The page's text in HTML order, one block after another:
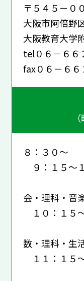
〒５４５－０
大阪市阿倍野
大阪教育大学
tel０６－６６
fax０６－６６
８：３
９：１５～
（
会・理科・音
１０：１５
（
数・理科・生
１１：１５
（